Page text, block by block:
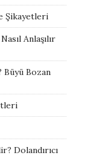
Şikayetleri
Anlaşılır
Büyü Bozan
Dolandırıcı